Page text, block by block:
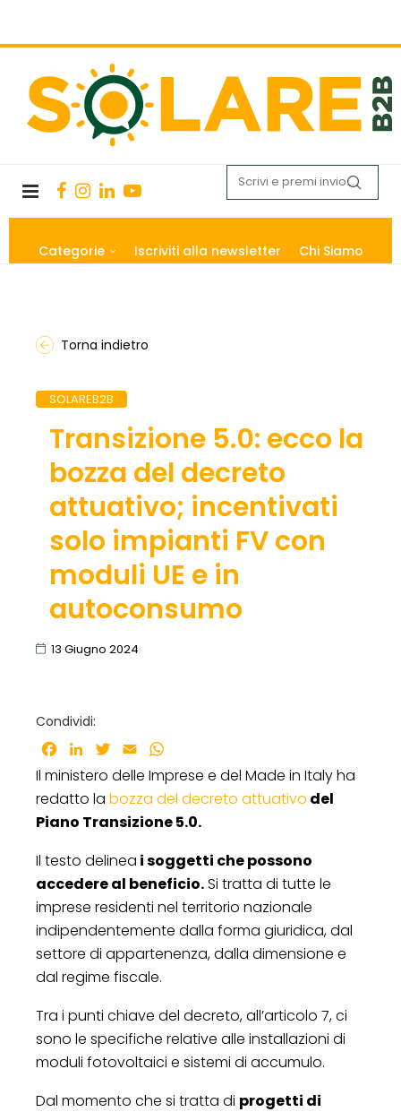
Categorie Iscriviti alla newsletter Chi Siamo
Torna indietro
SOLAREB2B
Transizione 5.0: ecco la
bozza del decreto
attuativo; incentivati
solo impianti FV con
moduli UE e in
autoconsumo
13 Giugno 2024
Condividi:
Facebook
LinkedInTwitter
Email
Il ministero delle Imprese e del Made in Italy ha
redatto la bozza del decreto attuativo del
Piano Transizione 5.0.
Il testo delinea i soggetti che possono
accedere al beneficio.Si tratta di tutte le
imprese residenti nel territorio nazionale
indipendentemente dalla forma giuridica, dal
settore di appartenenza, dalla dimensione e
dal regime fiscale.
Tra i punti chiave del decreto, all’articolo 7, ci
sono le specifiche relative alle installazioni di
moduli fotovoltaici e sistemi di accumulo.
Dal momento che si tratta di progetti di